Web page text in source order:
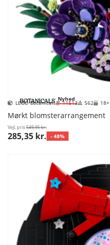
Nyhed
LEGO Botanicals 11513 562 18+
Mørkt blomsterarrangement
Vejl. pris549,95 kr.
285,35 kr. - 48%